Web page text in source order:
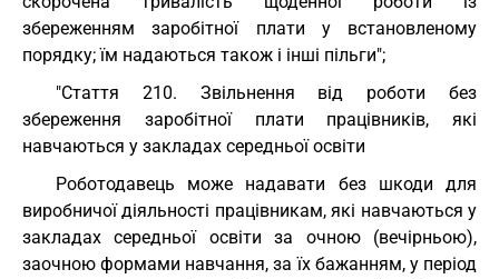
збереженням заробітної плати у встановленому
порядку; їм надаються також і інші пільги";
"Стаття 210. Звільнення від роботи без
збереження заробітної плати працівників, які
навчаються у закладах середньої освіти
Роботодавець може надавати без шкоди для
виробничої діяльності працівникам, які навчаються у
закладах середньої освіти за очною (вечірньою),
заочною формами навчання, за їх бажанням, у період